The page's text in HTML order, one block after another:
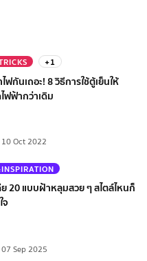
+1
ฟกันเถอะ! 8 วิธีการใช้ตู้เย็นให้
ฟฟ้ากว่าเดิม
Oct 2022
ย 20 แบบฝ้าหลุมสวย ๆ สไตล์ไหนก็
จ
Sep 2025